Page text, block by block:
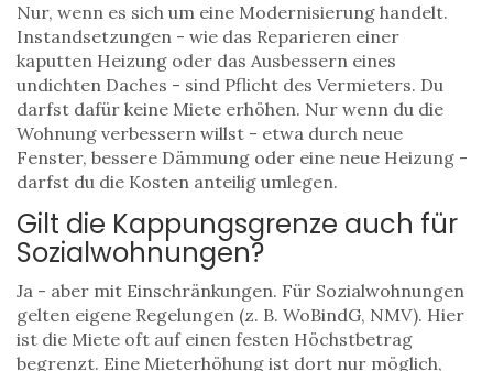
Nur, wenn es sich um eine Modernisierung handelt.
Instandsetzungen - wie das Reparieren einer
kaputten Heizung oder das Ausbessern eines
undichten Daches - sind Pflicht des Vermieters. Du
darfst dafür keine Miete erhöhen. Nur wenn du die
Wohnung verbessern willst - etwa durch neue
Fenster, bessere Dämmung oder eine neue Heizung -
darfst du die Kosten anteilig umlegen.
Gilt die Kappungsgrenze auch für
Sozialwohnungen?
Ja - aber mit Einschränkungen. Für Sozialwohnungen
gelten eigene Regelungen (z. B. WoBindG, NMV). Hier
ist die Miete oft auf einen festen Höchstbetrag
begrenzt. Eine Mieterhöhung ist dort nur möglich,